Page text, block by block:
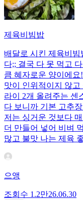
제육비빔밥
배달로 시킨 제육비빔
다;; 결국 다 못 먹고
큼 혜자로운 양이에요
맛이 인위적이지 않
라이 2개 올려주는 센
다 보니까 기본 고추
저는 싱거운 것보다
더 만들어 넣어 비벼
많고 불맛 나는 제육
으앵
조회수 1.2만26.06.30